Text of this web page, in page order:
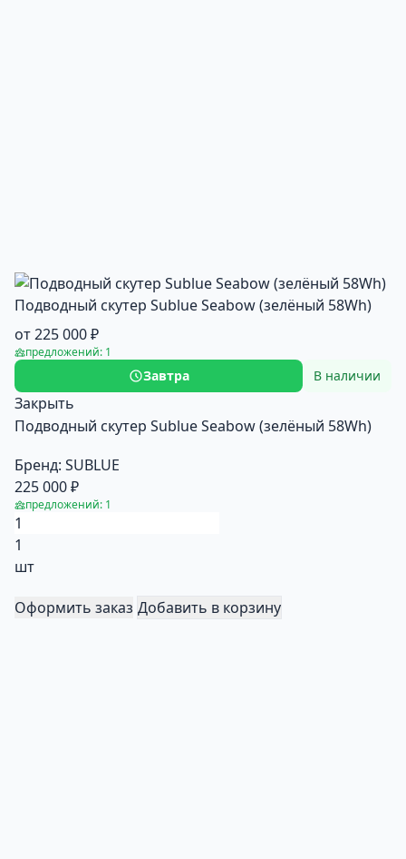
Подводный cкутер Sublue Seabow (зелёный 58Wh)
от 225 000 ₽
предложений: 1
Завтра В наличии
Закрыть
Подводный cкутер Sublue Seabow (зелёный 58Wh)
Бренд: SUBLUE
225 000 ₽
предложений: 1
1
шт
Оформить заказ Добавить в корзину